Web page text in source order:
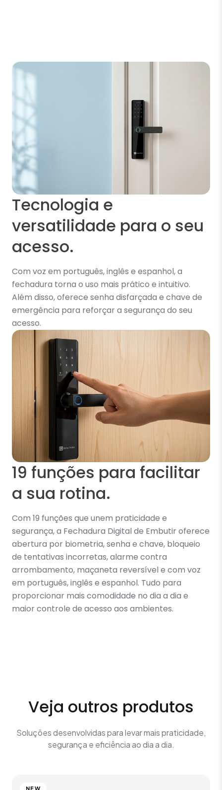
Tecnologia e
versatilidade para o seu
acesso.
Com voz em português, inglês e espanhol, a
fechadura torna o uso mais prático e intuitivo.
Além disso, oferece senha disfarçada e chave de
emergência para reforçar a segurança do seu
acesso.
19 funções para facilitar
a sua rotina.
Com 19 funções que unem praticidade e
segurança, a Fechadura Digital de Embutir oferece
abertura por biometria, senha e chave, bloqueio
de tentativas incorretas, alarme contra
arrombamento, maçaneta reversível e com voz
em português, inglês e espanhol. Tudo para
proporcionar mais comodidade no dia a dia e
maior controle de acesso aos ambientes.
Veja outros produtos
Soluções desenvolvidas para levar mais praticidade,
segurança e eficiência ao dia a dia.
NEW